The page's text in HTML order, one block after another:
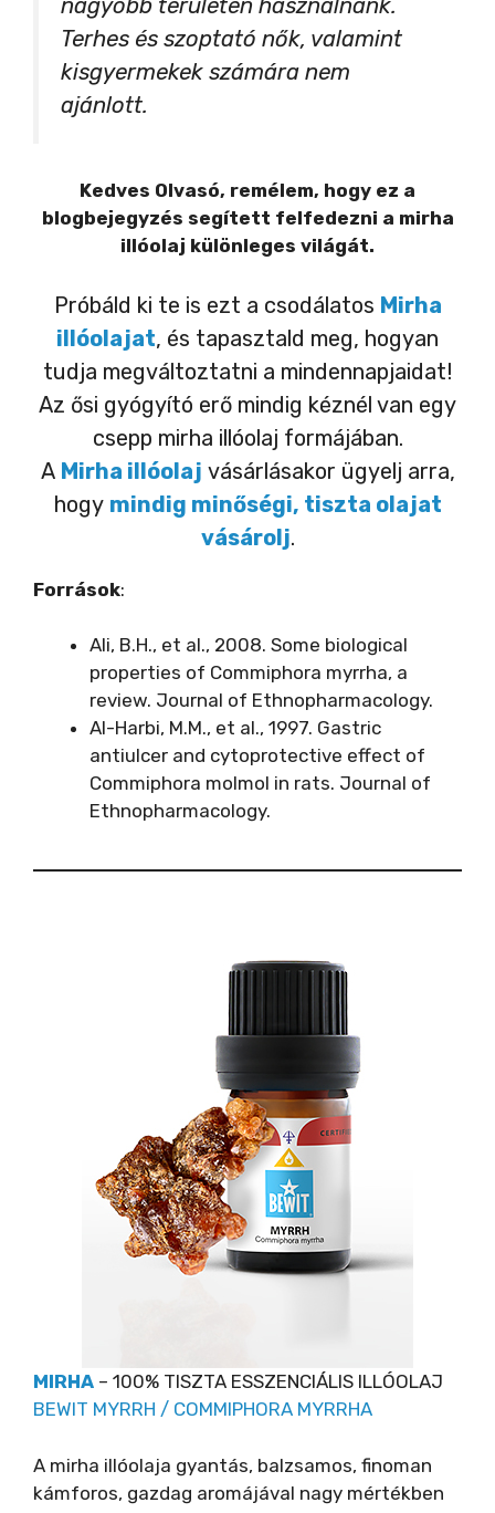
Terhes és szoptató nők, valamint
kisgyermekek számára nem
ajánlott.
Kedves Olvasó, remélem, hogy ez a
blogbejegyzés segített felfedezni a mirha
illóolaj különleges világát.
Próbáld ki te is ezt a csodálatos Mirha
illóolajat, és tapasztald meg, hogyan
tudja megváltoztatni a mindennapjaidat!
Az ősi gyógyító erő mindig kéznél van egy
csepp mirha illóolaj formájában.
A Mirha illóolaj vásárlásakor ügyelj arra,
hogy mindig minőségi, tiszta olajat
vásárolj.
Források:
Ali, B.H., et al., 2008. Some biological
properties of Commiphora myrrha, a
review. Journal of Ethnopharmacology.
Al-Harbi, M.M., et al., 1997. Gastric
antiulcer and cytoprotective effect of
Commiphora molmol in rats. Journal of
Ethnopharmacology.
MIRHA – 100% TISZTA ESSZENCIÁLIS ILLÓOLAJ
BEWIT MYRRH / COMMIPHORA MYRRHA
A mirha illóolaja gyantás, balzsamos, finoman
kámforos, gazdag aromájával nagy mértékben